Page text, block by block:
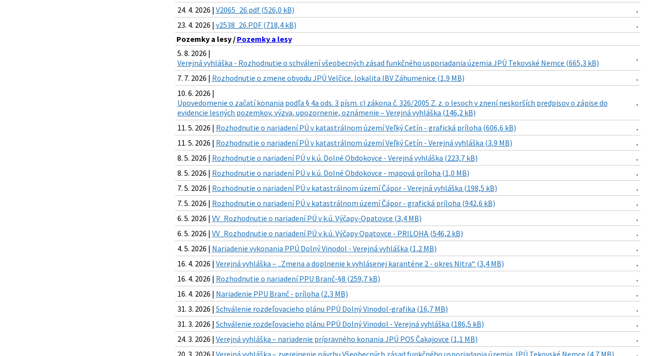
24. 4. 2026 | V2065_26.pdf (526,0 kB)
23. 4. 2026 | v2538_26.PDF (718,4 kB)
Pozemky a lesy / Pozemky a lesy
5. 8. 2026 |
Verejná vyhláška - Rozhodnutie o schválení všeobecných zásad funkčného usporiadania územia JPÚ Tekovské Nemce (665,3 kB)
7. 7. 2026 | Rozhodnutie o zmene obvodu JPÚ Velčice, lokalita IBV Záhumenice (1,9 MB)
10. 6. 2026 |
Upovedomenie o začatí konania podľa § 4a ods. 3 písm. c) zákona č. 326/2005 Z. z. o lesoch v znení neskorších predpisov o zápise do
evidencie lesných pozemkov, výzva, upozornenie, oznámenie – Verejná vyhláška (146,2 kB)
11. 5. 2026 | Rozhodnutie o nariadení PÚ v katastrálnom území Veľký Cetín - grafická príloha (606,6 kB)
11. 5. 2026 | Rozhodnutie o nariadení PÚ v katastrálnom území Veľký Cetín - Verejná vyhláška (3,9 MB)
8. 5. 2026 | Rozhodnutie o nariadení PÚ v k.ú. Dolné Obdokovce - Verejná vyhláška (223,7 kB)
8. 5. 2026 | Rozhodnutie o nariadení PÚ v k.ú. Dolné Obdokovce - mapová príloha (1,0 MB)
7. 5. 2026 | Rozhodnutie o nariadení PÚ v katastrálnom území Čápor - Verejná vyhláška (198,5 kB)
7. 5. 2026 | Rozhodnutie o nariadení PÚ v katastrálnom území Čápor - grafická príloha (942,6 kB)
6. 5. 2026 | VV_Rozhodnutie o nariadení PÚ v k.ú. Výčapy-Opatovce (3,4 MB)
6. 5. 2026 | VV_Rozhodnutie o nariadení PÚ v k.ú. Výčapy Opatovce - PRILOHA (546,2 kB)
4. 5. 2026 | Nariadenie vykonania PPÚ Dolný Vinodol - Verejná vyhláška (1,2 MB)
16. 4. 2026 | Verejná vyhláška – „Zmena a doplnenie k vyhlásenej karanténe 2 - okres Nitra“ (3,4 MB)
16. 4. 2026 | Rozhodnutie o nariadení PPU Branč-§8 (259,7 kB)
16. 4. 2026 | Nariadenie PPU Branč - príloha (2,3 MB)
31. 3. 2026 | Schválenie rozdeľovacieho plánu PPÚ Dolný Vinodol-grafika (16,7 MB)
31. 3. 2026 | Schválenie rozdeľovacieho plánu PPÚ Dolný Vinodol - Verejná vyhláška (186,5 kB)
24. 3. 2026 | Verejná vyhláška – nariadenie prípravného konania JPÚ POS Čakajovce (1,1 MB)
20. 3. 2026 | Verejná vyhláška – zverejnenie návrhu Všeobecných zásad funkčného usporiadania územia JPÚ Tekovské Nemce (4,7 MB)